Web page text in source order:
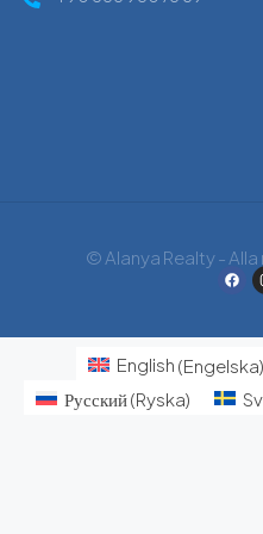
© Alanya Realty -
English (Engelska)
Русский(Ryska)